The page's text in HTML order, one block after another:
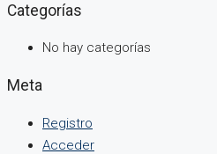
Categorías
No hay categorías
Meta
Registro
Acceder